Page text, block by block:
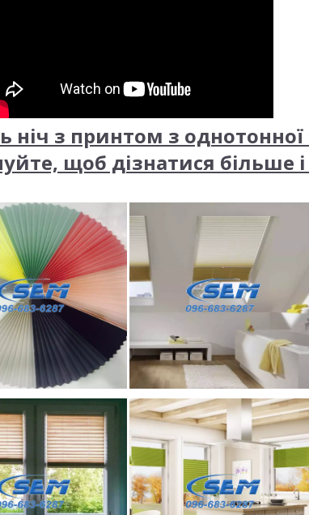
ніч з принтом з однотонної
щоб дізнатися більше і